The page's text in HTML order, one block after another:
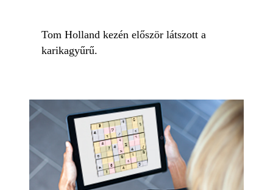
Tom Holland kezén először látszott a
karikagyűrű.